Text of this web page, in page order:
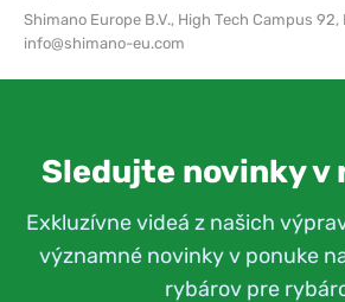
Shimano Europe B.V., High Tech Campus 92,
info@shimano-eu.com
Sledujte novinky v
Exkluzívne videá z našich
významné novinky v ponuke
rybárov pre